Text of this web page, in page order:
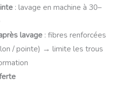
: lavage en machine à 30–
lavage: fibres renforcées
/ pointe) → limite les trous